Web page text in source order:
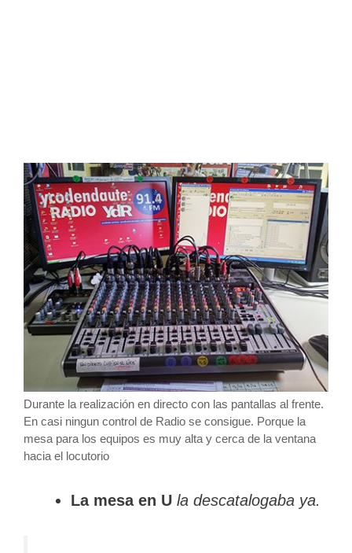
Durante la realización en directo con las pantallas al frente.
En casi ningun control de Radio se consigue. Porque la
mesa para los equipos es muy alta y cerca de la ventana
hacia el locutorio
La mesa en U la descatalogaba ya.